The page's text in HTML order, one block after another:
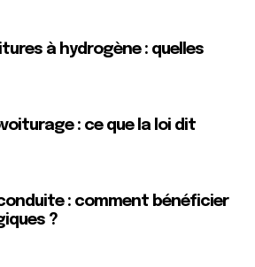
à hydrogène : quelles
: ce que la loi dit
: comment bénéficier
?